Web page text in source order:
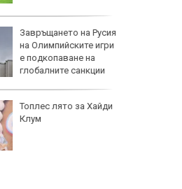
Почти половината
бебета по света са
изключително
кърмени през първите
Как се променят
костите с напредване